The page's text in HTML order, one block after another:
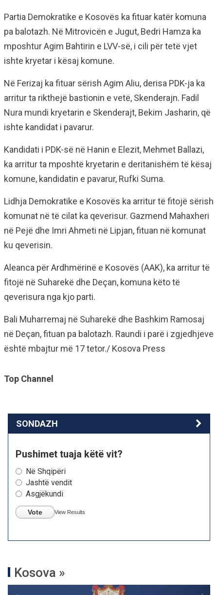
Partia Demokratike e Kosovës ka fituar katër komuna
pa balotazh. Në Mitrovicën e Jugut, Bedri Hamza ka
mposhtur Agim Bahtirin e LVV-së, i cili për tetë vjet
ishte kryetar i kësaj komune.
Në Ferizaj ka fituar sërish Agim Aliu, derisa PDK-ja ka
arritur ta rikthejë bastionin e vetë, Skenderajn. Fadil
Nura mundi kryetarin e Skenderajt, Bekim Jasharin, që
ishte kandidat i pavarur.
Kandidati i PDK-së në Hanin e Elezit, Mehmet Ballazi,
ka arritur ta mposhtë kryetarin e deritanishëm të kësaj
komune, kandidatin e pavarur, Rufki Suma.
Lidhja Demokratike e Kosovës ka arritur të fitojë sërish
komunat në të cilat ka qeverisur. Gazmend Mahaxheri
në Pejë dhe Imri Ahmeti në Lipjan, fituan në komunat
ku qeverisin.
Aleanca për Ardhmërinë e Kosovës (AAK), ka arritur të
fitojë në Suharekë dhe Deçan, komuna këto të
qeverisura nga kjo parti.
Bali Muharremaj në Suharekë dhe Bashkim Ramosaj
në Deçan, fituan pa balotazh. Raundi i parë i zgjedhjeve
është mbajtur më 17 tetor./ Kosova Press
Top Channel
SONDAZH
Pushimet tuaja këtë vit?
Në Shqipëri
Jashtë vendit
Asgjëkundi
Vote View Results
Kosova »